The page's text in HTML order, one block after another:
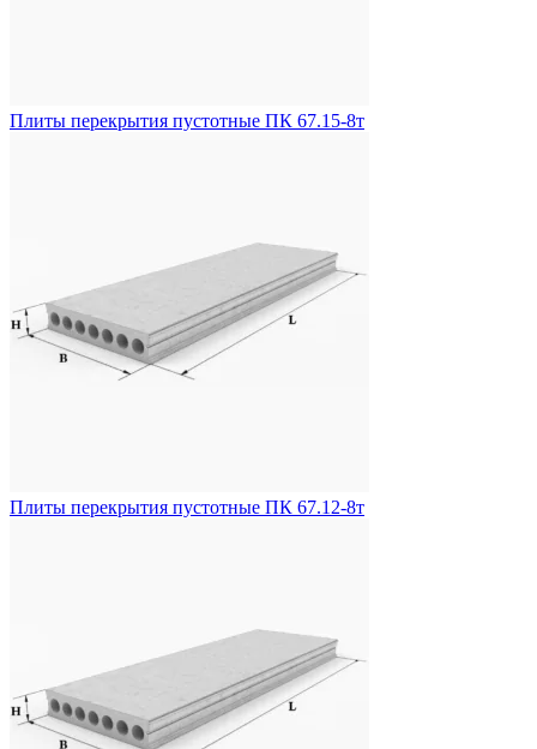
Плиты перекрытия пустотные ПК 67.15-8т
Плиты перекрытия пустотные ПК 67.12-8т